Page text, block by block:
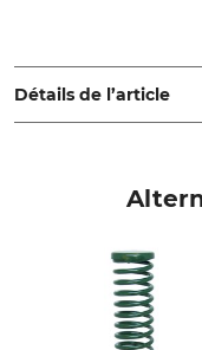
www.eurohunt.eu
Détails de l’article
pour les batteries